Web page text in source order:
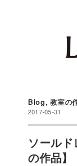
Blog,教室の
2017-05-31
ソール
の作品】